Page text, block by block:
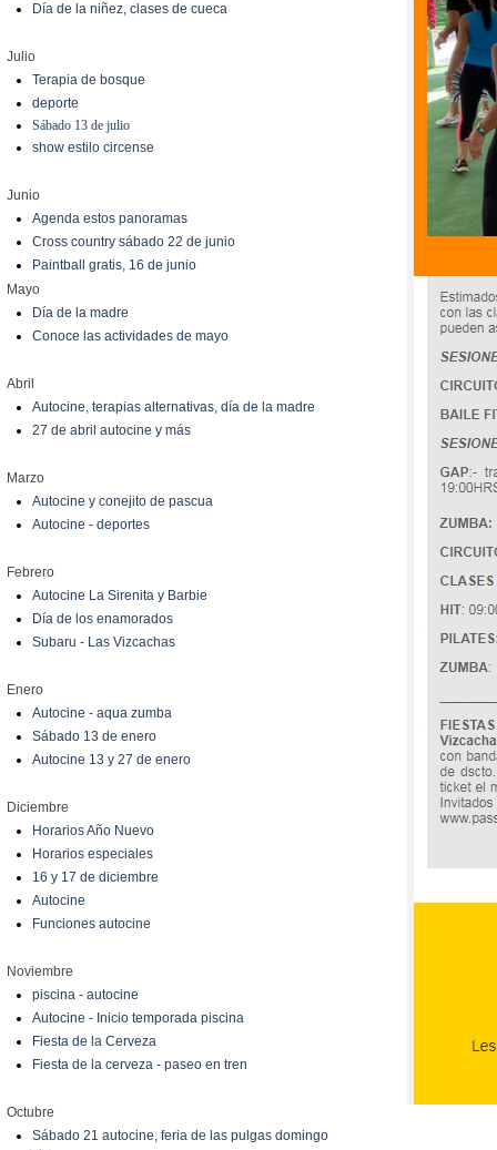
Día de la niñez, clases de cueca
Julio
Terapia de bosque
deporte
Sábado 13 de julio
show estilo circense
Junio
Agenda estos panoramas
Cross country sábado 22 de junio
Paintball gratis, 16 de junio
Mayo
Día de la madre
Conoce las actividades de mayo
Abril
Autocine, terapias alternativas, día de la madre
27 de abril autocine y más
Marzo
Autocine y conejito de pascua
Autocine - deportes
Febrero
Autocine La Sirenita y Barbie
Día de los enamorados
Subaru - Las Vizcachas
Enero
Autocine - aqua zumba
Sábado 13 de enero
Autocine 13 y 27 de enero
Diciembre
Horarios Año Nuevo
Horarios especiales
16 y 17 de diciembre
Autocine
Funciones autocine
Noviembre
piscina - autocine
Autocine - Inicio temporada piscina
Fiesta de la Cerveza
Fiesta de la cerveza - paseo en tren
Octubre
Sábado 21 autocine, feria de las pulgas domingo